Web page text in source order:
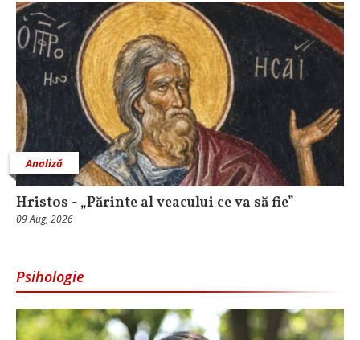
Analiză
Hristos - „Părinte al veacului ce va să fie”
09 Aug, 2026
Psihologie